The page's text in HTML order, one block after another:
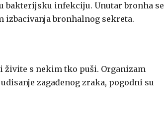
bakterijsku infekciju. Unutar bronha se
izbacivanja bronhalnog sekreta.
živite s nekim tko puši. Organizam
zagađenog zraka, pogodni su